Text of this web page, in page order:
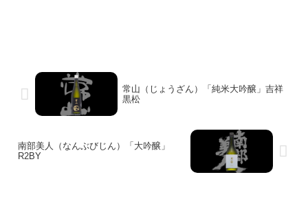
常山（じょうざん）「純米大吟醸」吉祥
黒松
南部美人（なんぶびじん）「大吟醸」
R2BY